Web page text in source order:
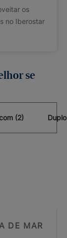
os
no Iberostar
se
(2)
DE MAR